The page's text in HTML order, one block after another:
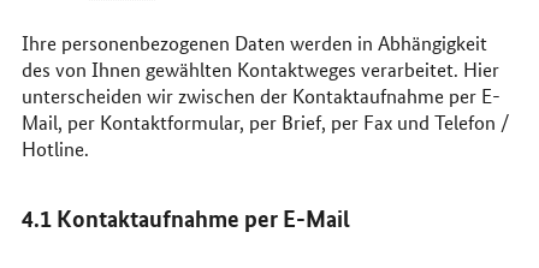
Ihre personenbezogenen Daten werden in Abhängigkeit
des von Ihnen gewählten Kontaktweges verarbeitet. Hier
unterscheiden wir zwischen der Kontaktaufnahme per E-
Mail, per Kontaktformular, per Brief, per Fax und Telefon /
Hotline.
4.1 Kontaktaufnahme per E-Mail